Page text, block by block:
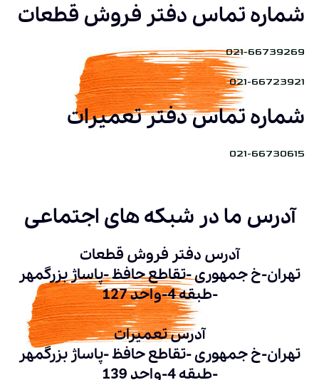
شماره تماس دفتر فروش قطعات
021-66739269
021-66723921
شماره تماس دفتر تعمیرات
021-66730615
آدرس ما در شبکه های اجتماعی
آدرس دفتر فروش قطعات
تهران-خ جمهوری -تقاطع حافظ -پاساژ بزرگمهر
-طبقه 4-واحد 127
آدرس تعمیرات
تهران-خ جمهوری -تقاطع حافظ -پاساژ بزرگمهر
-طبقه 4-واحد 139